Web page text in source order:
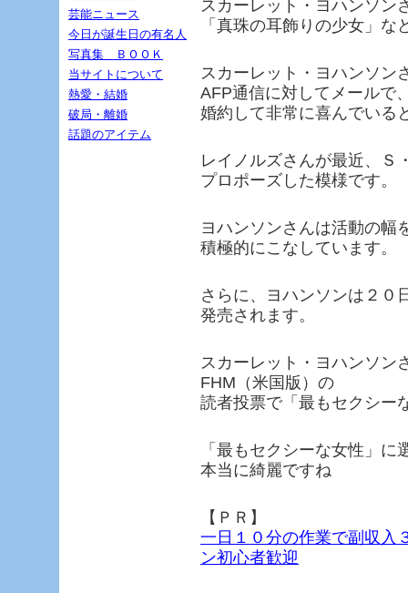
スカーレット・ヨハンソン
「真珠の耳飾りの少女」な
スカーレット・ヨハンソン
AFP通信に対してメールで
婚約して非常に喜んでいる
レイノルズさんが最近、Ｓ
プロポーズした模様です。
ヨハンソンさんは活動の幅
積極的にこなしています。
さらに、ヨハンソンは２０
発売されます。
スカーレット・ヨハンソン
FHM（米国版）の
読者投票で「最もセクシー
「最もセクシーな女性」に
本当に綺麗ですね
【ＰＲ】
一日１０分の作業で副収入
ン初心者歓迎
芸能ニュース
今日が誕生日の有名人
写真集 ＢＯＯＫ
当サイトについて
熱愛・結婚
破局・離婚
話題のアイテム